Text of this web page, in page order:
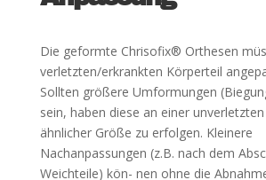
Die geformte Chrisofix® Orthesen
verletzten/erkrankten Körperteil
Sollten größere Umformungen
sein, haben diese an einer
ähnlicher Größe zu erfolgen. Kleinere
Nachanpassungen (z.B. nach dem
Weichteile) kön- nen ohne die